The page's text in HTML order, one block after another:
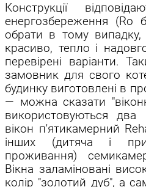
Конструкції
енергозбереження (Ro
обрати в тому випадку,
красиво, тепло і
перевірені варіанти.
замовник для свого
будинку виготовлені в
— можна сказати
використовуються два
вікон п'ятикамерний
інших (дитяча і
проживання)
Вікна заламіновані
колір "золотий дуб", а